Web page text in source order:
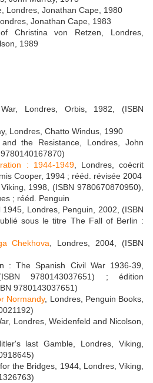
Londres, Jonathan Cape, 1980
Jonathan Cape, 1983
Christina von Retzen, Londres,
1989
Londres, Orbis, 1982, (ISBN
Londres, Chatto Windus, 1990
the Resistance, Londres, John
: 1944-1949, Londres, coécrit
Cooper, 1994 ; rééd. révisée 2004
1998, (ISBN 9780670870950),
; rééd. Penguin
Londres, Penguin, 2002, (ISBN
sous le titre The Fall of Berlin :
Chekhova, Londres, 2004, (ISBN
: The Spanish Civil War 1936-39,
9780143037651) ; édition
9780143037651)
Normandy, Londres, Penguin Books,
Londres, Weidenfeld and Nicolson,
last Gamble, Londres, Viking,
the Bridges, 1944, Londres, Viking,